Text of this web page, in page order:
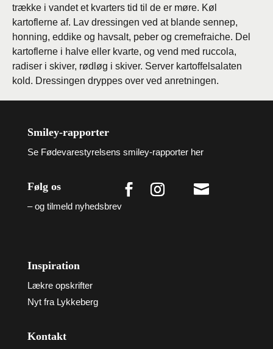
trække i vandet et kvarters tid til de er møre. Køl
kartoflerne af. Lav dressingen ved at blande sennep,
honning, eddike og havsalt, peber og cremefraiche. Del
kartoflerne i halve eller kvarte, og vend med ruccola,
radiser i skiver, rødløg i skiver. Server kartoffelsalaten
kold. Dressingen dryppes over ved anretningen.
Smiley-rapporter
Se Fødevarestyrelsens smiley-rapporter her
Følg os
– og tilmeld nyhedsbrev

Inspiration
Lækre opskrifter
Nyt fra Lykkeberg
Kontakt